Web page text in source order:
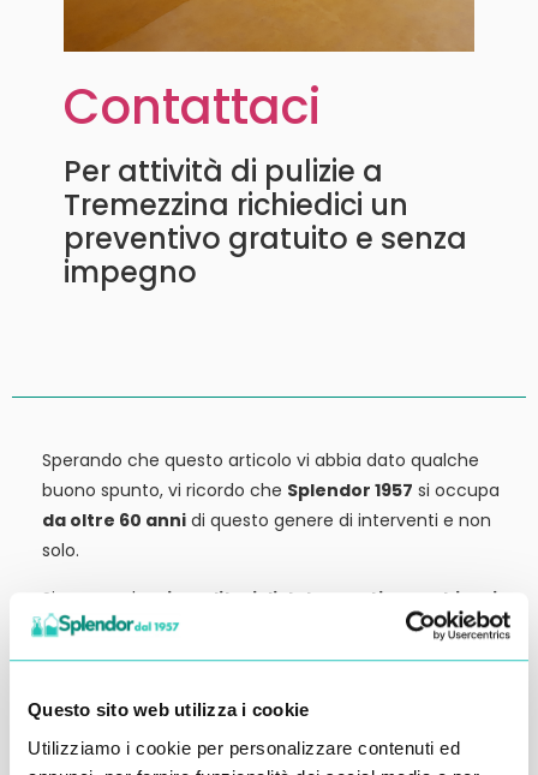
Questo sito web utilizza i cookie
Utilizziamo i cookie per personalizzare contenuti ed
Contattaci
Per attività di pulizie a
Tremezzina richiedici un
preventivo gratuito e senza
impegno
Sperando che questo articolo vi abbia dato qualche
buono spunto, vi ricordo che Splendor 1957 si occupa
da oltre 60 anni di questo genere di interventi e non
solo.
Siamo anche
rivenditori di detergenti, macchinari
ed attrezzature:
tutto ciò che potrebbe servirvi,
potete trovarlo in vendita presso la nostra sede.
Contattateci qui per preventivi o anche solo per
richiedere qualche informazione.
Ci vediamo al prossimo articolo.